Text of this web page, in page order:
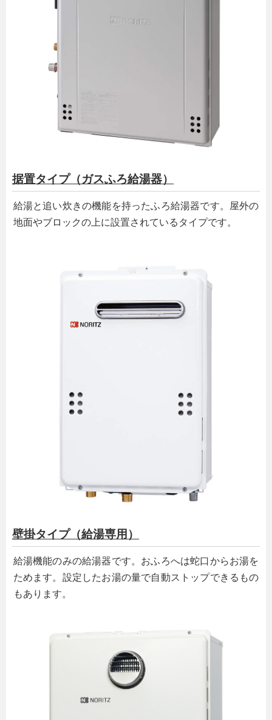
据置タイプ（ガスふろ給湯器）
給湯と追い炊きの機能を持ったふろ給湯器です。屋外の
地面やブロックの上に設置されているタイプです。
壁掛タイプ（給湯専用）
給湯機能のみの給湯器です。おふろへは蛇口からお湯を
ためます。設定したお湯の量で自動ストップできるもの
もあります。